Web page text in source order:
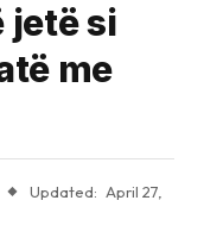
jetë si
me
Updated: April 27,